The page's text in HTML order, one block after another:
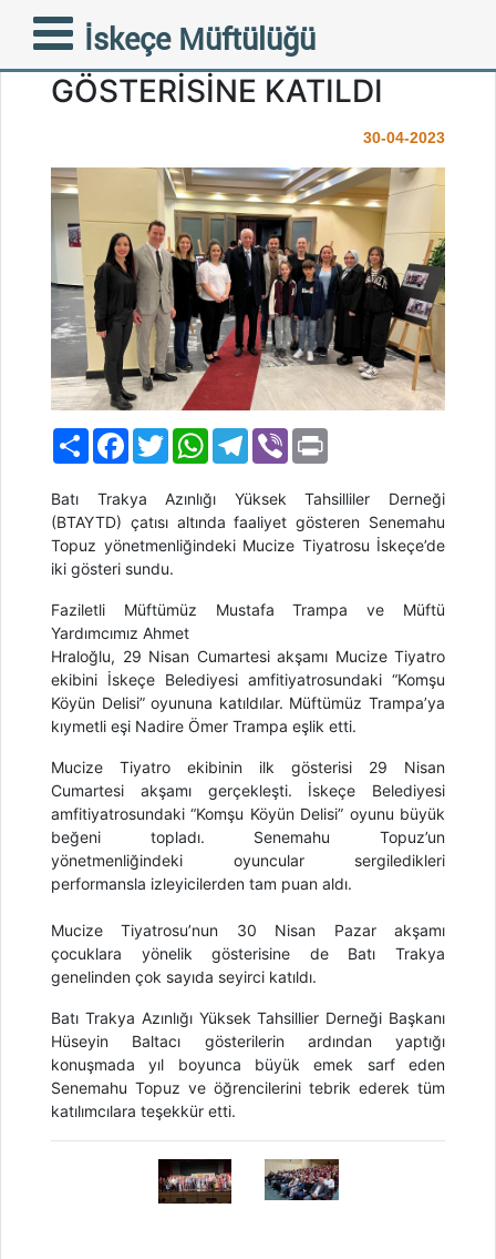
İskeçe Müftülüğü
MÜFTÜMÜZ TRAMPA
MUCİZE TİYATROSU
GÖSTERİSİNE KATILDI
30-04-2023
PaylaşFacebook
TwitterWhatsAppTelegram
Viber
Batı Trakya Azınlığı Yüksek Tahsilliler Derneği
(BTAYTD) çatısı altında faaliyet gösteren Senemahu
Topuz yönetmenliğindeki Mucize Tiyatrosu İskeçe’de
iki gösteri sundu.
Faziletli Müftümüz Mustafa Trampa ve Müftü
Yardımcımız Ahmet
Hraloğlu, 29 Nisan Cumartesi akşamı Mucize Tiyatro
ekibini İskeçe Belediyesi amfitiyatrosundaki “Komşu
Köyün Delisi” oyununa katıldılar. Müftümüz Trampa’ya
kıymetli eşi Nadire Ömer Trampa eşlik etti.
Mucize Tiyatro ekibinin ilk gösterisi 29 Nisan
Cumartesi akşamı gerçekleşti. İskeçe Belediyesi
amfitiyatrosundaki “Komşu Köyün Delisi” oyunu büyük
beğeni topladı. Senemahu Topuz’un
yönetmenliğindeki oyuncular sergiledikleri
performansla izleyicilerden tam puan aldı.
Mucize Tiyatrosu’nun 30 Nisan Pazar akşamı
çocuklara yönelik gösterisine de Batı Trakya
genelinden çok sayıda seyirci katıldı.
Batı Trakya Azınlığı Yüksek Tahsillier Derneği Başkanı
Hüseyin Baltacı gösterilerin ardından yaptığı
konuşmada yıl boyunca büyük emek sarf eden
Senemahu Topuz ve öğrencilerini tebrik ederek tüm
katılımcılara teşekkür etti.